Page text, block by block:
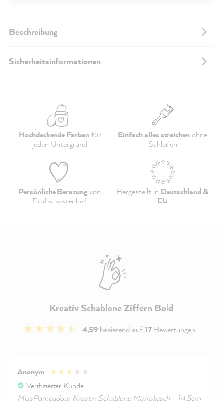
Beschreibung
Sicherheitsinformationen
Hochdeckende Farbenfür
jeden Untergrund
Einfach alles streichen ohne
Schleifen
Persönliche Beratungvon
Profis, kostenlos!
Hergestellt in Deutschland &
EU
Kreativ Schablone Ziffern Bold
4,59 basierend auf17Bewertungen
Anonym
Verifizierter Kunde
MissPompadour Kreativ Schablone Marrakesch - 14.5cm